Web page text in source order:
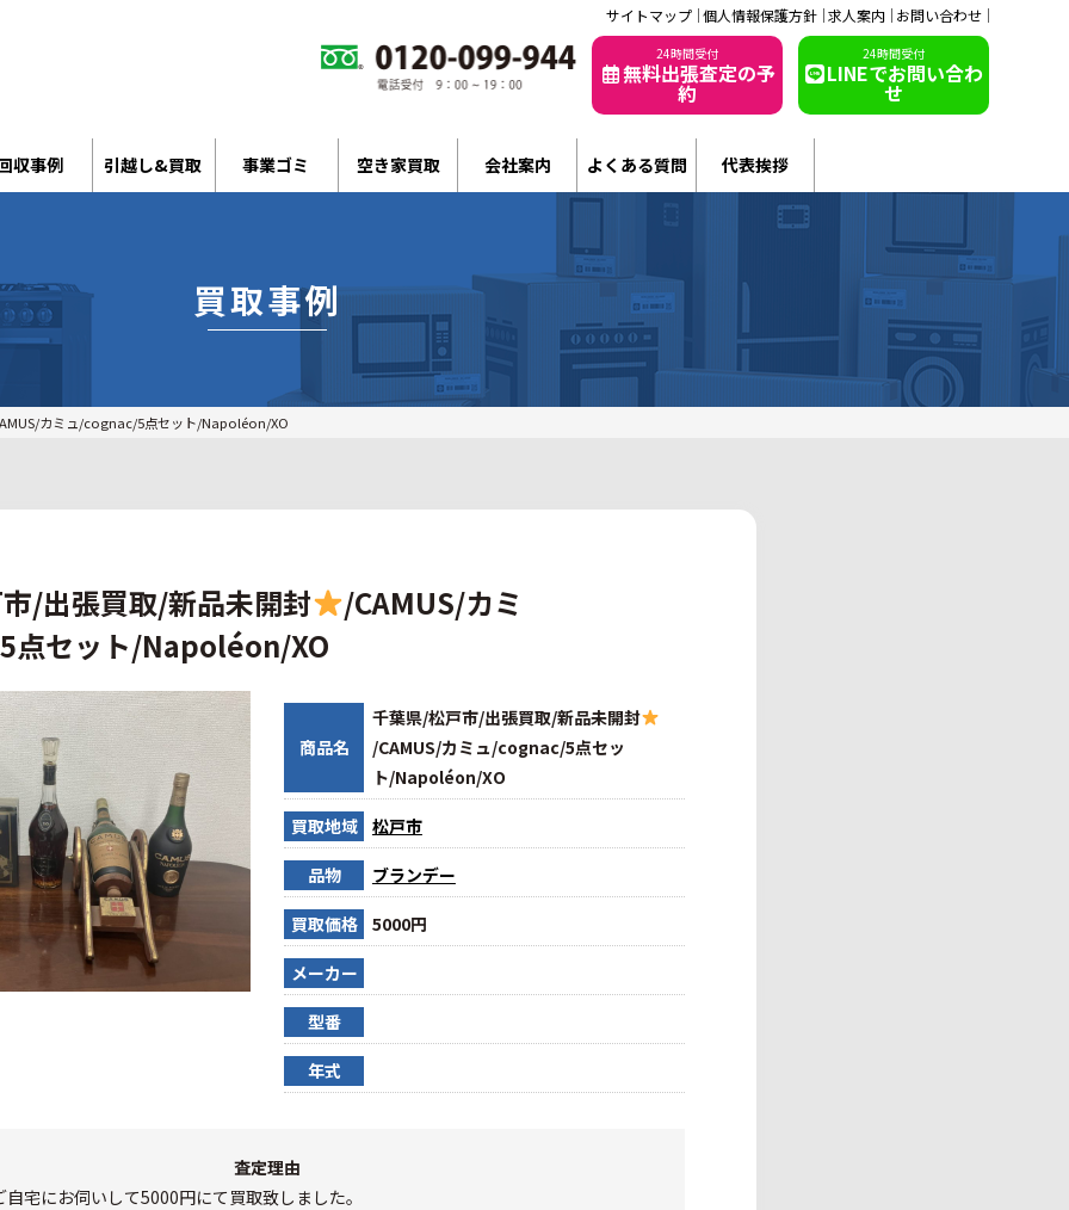
サイトマップ 個人情報保護方針 求人案内 お問い合わせ
24時間受付
無料出張査定の予
約
24時間受付
LINEでお問い合わ
せ
収事例 引越し&買取 事業ゴミ 空き家買取 会社案内 よくある質問 代表挨拶
買取事例
カミュ/cognac/5点セット/Napoléon/XO
/出張買取/新品未開封
/CAMUS/カミ
点セット/Napoléon/XO
商品名
千葉県/松戸市/出張買取/新品未開封
/CAMUS/カミュ/cognac/5点セッ
ト/Napoléon/XO
買取地域 松戸市
品物 ブランデー
買取価格 5000円
メーカー
型番
年式
査定理由
宅にお伺いして5000円にて買取致しました。